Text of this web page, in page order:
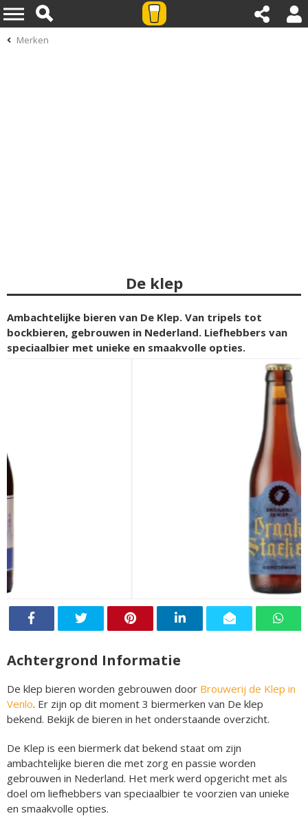
Merken
De klep
Ambachtelijke bieren van De Klep. Van tripels tot
bockbieren, gebrouwen in Nederland. Liefhebbers van
speciaalbier met unieke en smaakvolle opties.
Achtergrond Informatie
De klep bieren worden gebrouwen door Brouwerij de Klep in
Venlo. Er zijn op dit moment 3 biermerken van De klep
bekend. Bekijk de bieren in het onderstaande overzicht.
De Klep is een biermerk dat bekend staat om zijn
ambachtelijke bieren die met zorg en passie worden
gebrouwen in Nederland. Het merk werd opgericht met als
doel om liefhebbers van speciaalbier te voorzien van unieke
en smaakvolle opties.